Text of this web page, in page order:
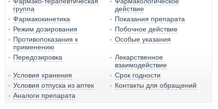
группа
действие
Фармакокинетика
Показания препарата
Режим дозирования
Побочное действие
Противопоказания к
применению
Особые указания
Передозировка
Лекарственное
взаимодействие
Условия хранения
Срок годности
Условия отпуска из аптек
Контакты для обращений
Аналоги препарата